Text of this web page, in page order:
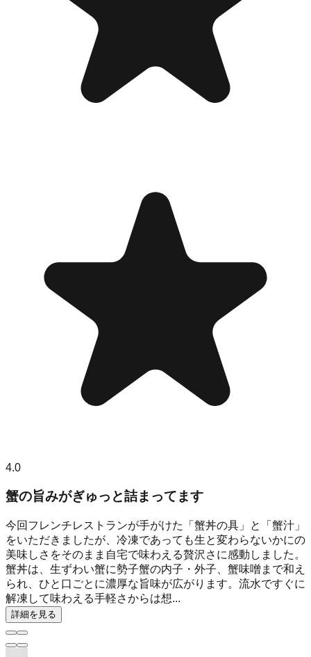
4.0
蟹の旨みがぎゅっと詰まってます
今回フレンチレストランが手がけた「蟹丼の具」と「蟹汁」
をいただきましたが、冷凍であっても生と変わらないかにの
美味しさをそのまま自宅で味わえる贅沢さに感動しました。
蟹丼は、生ずわい蟹に勢子蟹の内子・外子、蟹味噌まで和え
られ、ひと口ごとに濃厚な旨味が広がります。流水ですぐに
解凍して味わえる手軽さからは想...
詳細を見る